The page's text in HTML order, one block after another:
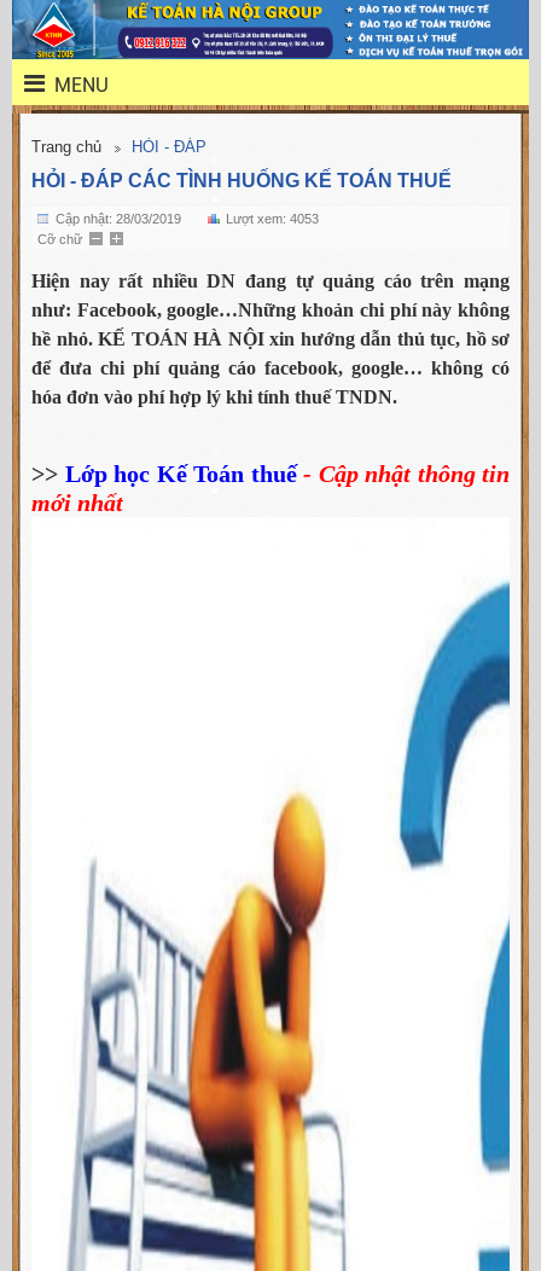
MENU
Trang chủ HỎI - ĐÁP
HỎI - ĐÁP CÁC TÌNH HUỐNG KẾ TOÁN THUẾ
Cập nhật: 28/03/2019
Lượt xem: 4053
Cỡ chữ
Hiện nay rất nhiều DN đang tự quảng cáo trên mạng
như: Facebook, google…Những khoản chi phí này không
hề nhỏ. KẾ TOÁN HÀ NỘI xin hướng dẫn thủ tục, hồ sơ
để đưa chi phí quảng cáo facebook, google… không có
hóa đơn vào phí hợp lý khi tính thuế TNDN.
>> Lớp học Kế Toán thuế- Cập nhật thông tin
mới nhất